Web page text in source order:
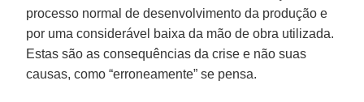
processo normal de desenvolvimento da produção e
por uma considerável baixa da mão de obra utilizada.
Estas são as consequências da crise e não suas
causas, como “erroneamente” se pensa.